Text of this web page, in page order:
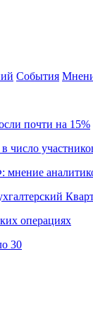
События
почти на 15%
мнение
операциях
30